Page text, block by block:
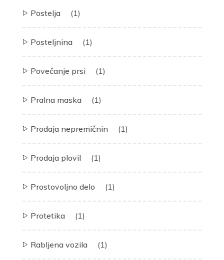
Postelja (1)
Posteljnina (1)
Povečanje prsi (1)
Pralna maska (1)
Prodaja nepremičnin (1)
Prodaja plovil (1)
Prostovoljno delo (1)
Protetika (1)
Rabljena vozila (1)